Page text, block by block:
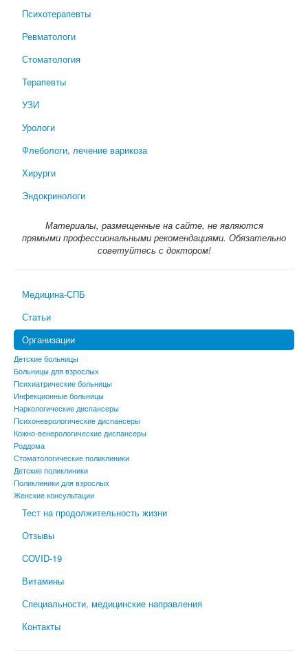
Психотерапевты
Ревматологи
Стоматология
Терапевты
УЗИ
Урологи
Флебологи, лечение варикоза
Хирурги
Эндокринологи
Материалы, размещенные на сайте, не являются
прямыми профессиональными рекомендациями. Обязательно
советуйтесь с доктором!
Медицина-СПБ
Статьи
Организации
Детские больницы
Больницы для взрослых
Психиатрические больницы
Инфекционные больницы
Наркологические диспансеры
Психоневрологические диспансеры
Кожно-венерологические диспансеры
Роддома
Стоматологические поликлиники
Детские поликлиники
Поликлиники для взрослых
Женские консультации
Тест на продолжительность жизни
Отзывы
COVID-19
Витамины
Специальности, медицинские направления
Контакты